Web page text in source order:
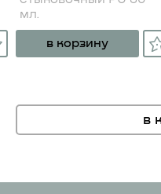
мл.
в корзину
в